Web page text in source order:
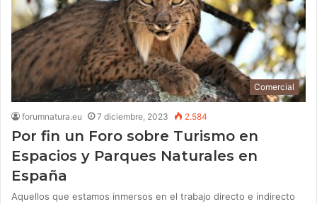
Comercial
forumnatura.eu 7 diciembre, 2023 2.584
Por fin un Foro sobre Turismo en
Espacios y Parques Naturales en
España
Aquellos que estamos inmersos en el trabajo directo e indirecto